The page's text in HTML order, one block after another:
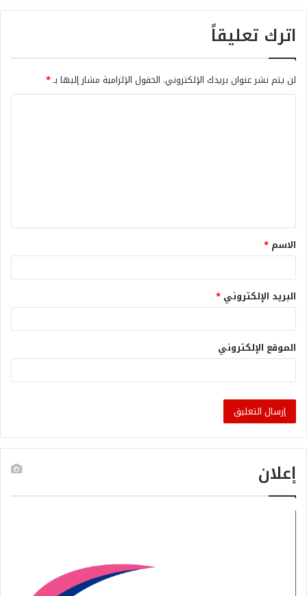
اترك تعليقاً
لن يتم نشر عنوان بريدك الإلكتروني. الحقول الإلزامية مشار إليها بـ*
الاسم *
البريد الإلكتروني *
الموقع الإلكتروني
إعلان